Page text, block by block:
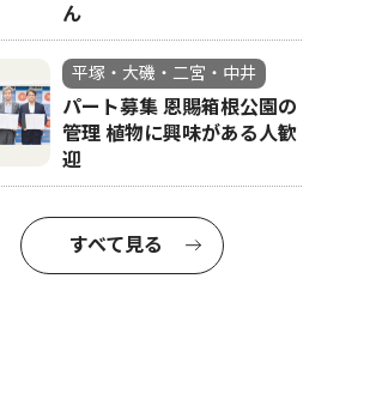
ん
平塚・大磯・二宮・中井
パート募集 恩賜箱根公園の
管理 植物に興味がある人歓
迎
すべて見る